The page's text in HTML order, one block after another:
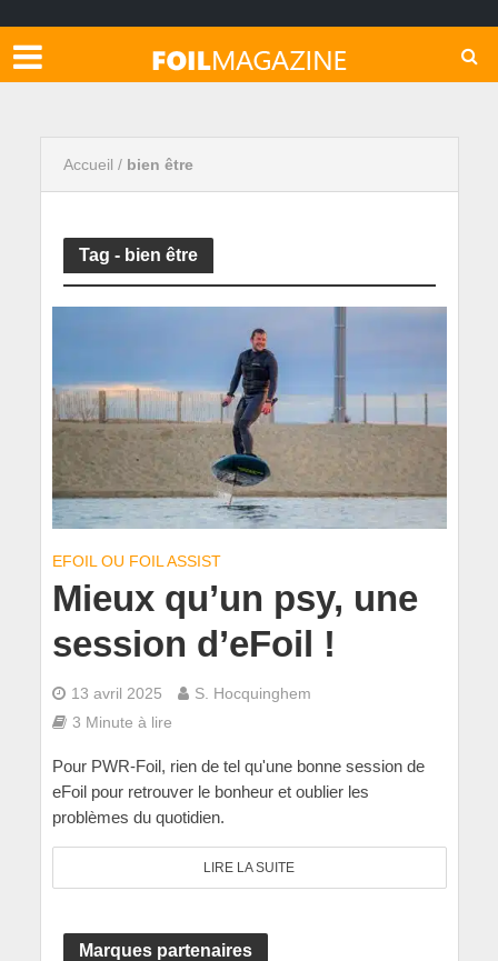
Accueil / bien être
Tag - bien être
EFOIL OU FOIL ASSIST
Mieux qu’un psy, une
session d’eFoil !
13 avril 2025
S. Hocquinghem
3 Minute à lire
Pour PWR-Foil, rien de tel qu'une bonne session de
eFoil pour retrouver le bonheur et oublier les
problèmes du quotidien.
LIRE LA SUITE
Marques partenaires